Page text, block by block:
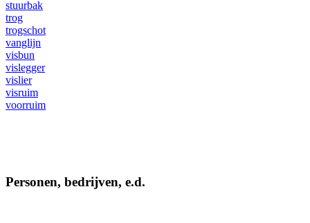
stuurbak
trog
trogschot
vanglijn
visbun
vislegger
vislier
visruim
voorruim
Personen, bedrijven, e.d.